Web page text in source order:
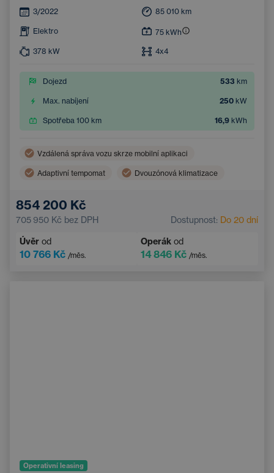
3/2022 85 010 km
Elektro 75 kWh
378 kW 4x4
Dojezd 533 km
Max. nabíjení 250 kW
Spotřeba 100 km 16,9 kWh
Vzdálená správa vozu skrze mobilní aplikaci
Adaptivní tempomat Dvouzónová klimatizace
Asistent hlídání jízdy v pruhu
Parkovací kamera Elektricky nastavitelná sedadla
854 200 Kč
705 950 Kč bez DPH Dostupnost: Do 20 dní
Úvěr od
10 766 Kč /měs.
Operák od
14 846 Kč /měs.
Operativní leasing